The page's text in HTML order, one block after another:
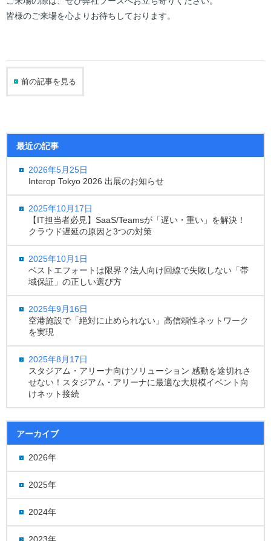
皆様のご来場を心よりお待ちしております。
前の記事を見る
最近の記事
2026年5月25日
Interop Tokyo 2026 出展のお知らせ
2025年10月17日
【IT担当者必見】SaaS/Teamsが「遅い・重い」を解決！
クラウド遅延の原因と3つの対策
2025年10月1日
ベストエフォートは限界？法人向け回線で失敗しない「帯
域保証」の正しい選び方
2025年9月16日
空港施設で「絶対に止められない」高信頼性ネットワーク
を実現
2025年8月17日
スタジアム・アリーナ向けソリューション 感動を途切れさ
せない！スタジアム・アリーナに最適な大規模イベント向
けネット接続
アーカイブ
2026年
2025年
2024年